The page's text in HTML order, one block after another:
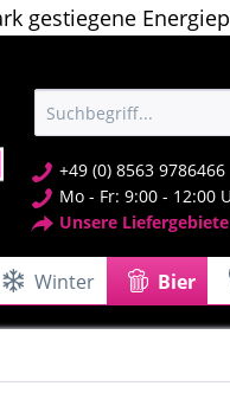
gestiegene
+49 (0) 8563 9786466
Mo - Fr: 9:00 - 12:00
Unsere
Winter Bier